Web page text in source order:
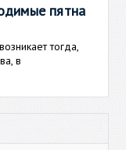
пятна
тогда,
в